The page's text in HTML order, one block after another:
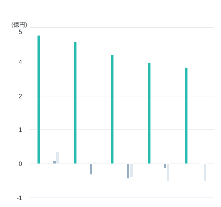
-1
0
1
2
4
(億円)
5